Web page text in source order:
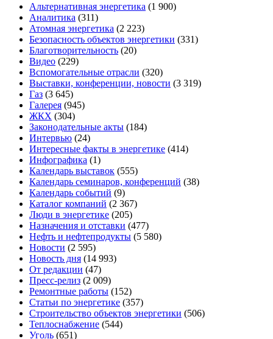
Альтернативная энергетика (1 900)
Аналитика (311)
Атомная энергетика (2 223)
Безопасность объектов энергетики (331)
Благотворительность (20)
Видео (229)
Вспомогательные отрасли (320)
Выставки, конференции, новости (3 319)
Газ (3 645)
Галерея (945)
ЖКХ (304)
Законодательные акты (184)
Интервью (24)
Интересные факты в энергетике (414)
Инфографика (1)
Календарь выставок (555)
Календарь семинаров, конференций (38)
Календарь событий (9)
Каталог компаний (2 367)
Люди в энергетике (205)
Назначения и отставки (477)
Нефть и нефтепродукты (5 580)
Новости (2 595)
Новость дня (14 993)
От редакции (47)
Пресс-релиз (2 009)
Ремонтные работы (152)
Статьи по энергетике (357)
Строительство объектов энергетики (506)
Теплоснабжение (544)
Уголь (651)